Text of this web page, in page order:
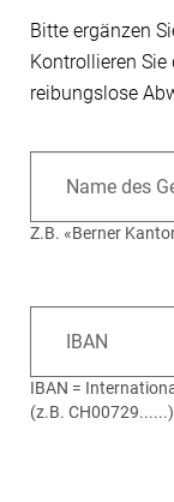
Bitte ergänzen
Kontrollieren
reibungslose
Name des
Z.B. «Berner
IBAN
IBAN =
(z.B.